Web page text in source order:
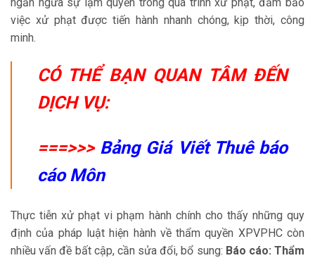
việc xử phạt được tiến hành nhanh chóng, kịp thời, công
minh.
CÓ THỂ BẠN QUAN TÂM ĐẾN
DỊCH VỤ:
===>>> Bảng Giá Viết Thuê báo
cáo Môn
Thực tiễn xử phạt vi phạm hành chính cho thấy những quy
định của pháp luật hiện hành về thẩm quyền XPVPHC còn
nhiều vấn đề bất cập, cần sửa đổi, bổ sung: Báo cáo: Thẩm